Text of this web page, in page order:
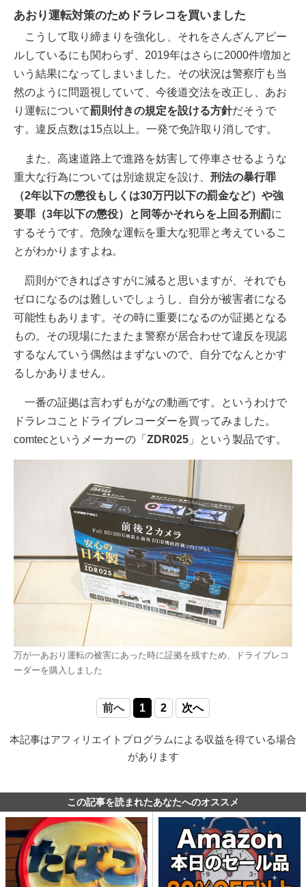
あおり運転対策のためドラレコを買いました
こうして取り締まりを強化し、それをさんざんアピー
ルしているにも関わらず、2019年はさらに2000件増加と
いう結果になってしまいました。その状況は警察庁も当
然のように問題視していて、今後道交法を改正し、あお
り運転について罰則付きの規定を設ける方針だそうで
す。違反点数は15点以上。一発で免許取り消しです。
また、高速道路上で進路を妨害して停車させるような
重大な行為については別途規定を設け、 刑法の暴行罪
（2年以下の懲役もしくは30万円以下の罰金など）や強
要罪（3年以下の懲役）と同等かそれらを上回る刑罰に
するそうです。危険な運転を重大な犯罪と考えているこ
とがわかりますよね。
罰則ができればさすがに減ると思いますが、それでも
ゼロになるのは難しいでしょうし、自分が被害者になる
可能性もあります。その時に重要になるのが証拠となる
もの。その現場にたまたま警察が居合わせて違反を現認
するなんていう偶然はまずないので、自分でなんとかす
るしかありません。
一番の証拠は言わずもがなの動画です。というわけで
ドラレコことドライブレコーダーを買ってみました。
comtecというメーカーの「 ZDR025 」という製品です。
万が一あおり運転の被害にあった時に証拠を残すため、ドライブレコ
ーダーを購入しました
前へ 1 2 次へ
本記事はアフィリエイトプログラムによる収益を得ている場合
があります
この記事を読まれたあなたへのオススメ